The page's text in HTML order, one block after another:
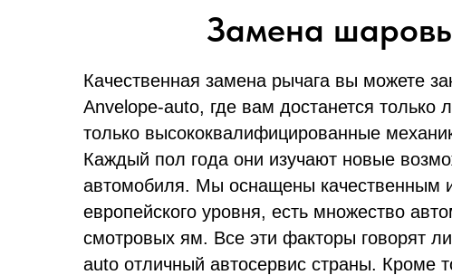
Замена
Качественная замена рычага вы можете
Anvelope-auto, где вам достанется только
только высококвалифицированные
Каждый пол года они изучают новые
автомобиля. Мы оснащены качественным
европейского уровня, есть множество
смотровых ям. Все эти факторы говорят
auto отличный автосервис страны. Кроме